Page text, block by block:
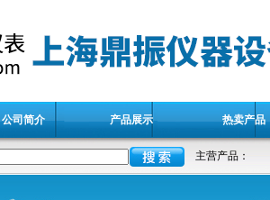
公司简介 产品展示 热卖产品
主营产品：